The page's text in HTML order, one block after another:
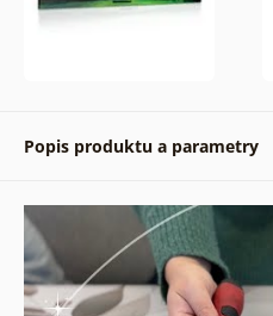
Popis produktu a parametry